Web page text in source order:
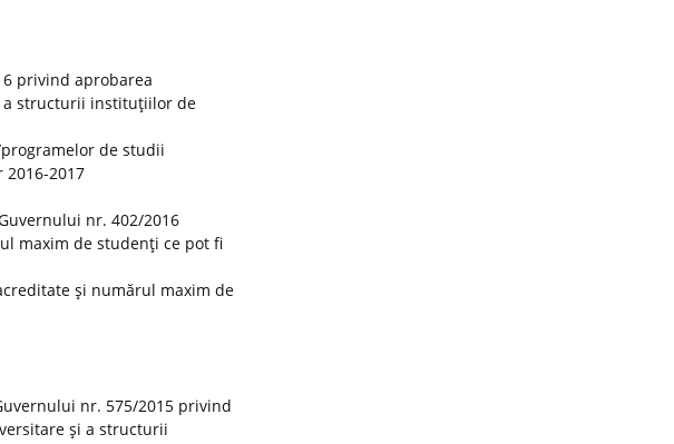
privind aprobarea
a structurii instituţiilor de
de studii
2017
nr. 402/2016
maxim de studenţi ce pot fi
şi numărul maxim de
nr. 575/2015 privind
şi a structurii